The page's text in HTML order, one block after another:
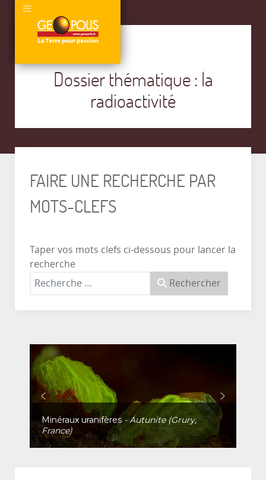
Dossier thématique : la
radioactivité
FAIRE UNE RECHERCHE PAR
MOTS-CLEFS
Taper vos mots clefs ci-dessous pour lancer la
recherche
Rechercher
Minéraux uranifères - Autunite (Grury,
France)